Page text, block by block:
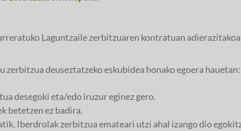
Laguntzaile zerbitzuaren kontratuan adierazitakoa
deuseztatzeko eskubidea honako egoera hauetan:
desegoki eta/edo iruzur eginez gero.
betetzen ez badira.
Iberdrolak zerbitzua emateari utzi ahal izango dio